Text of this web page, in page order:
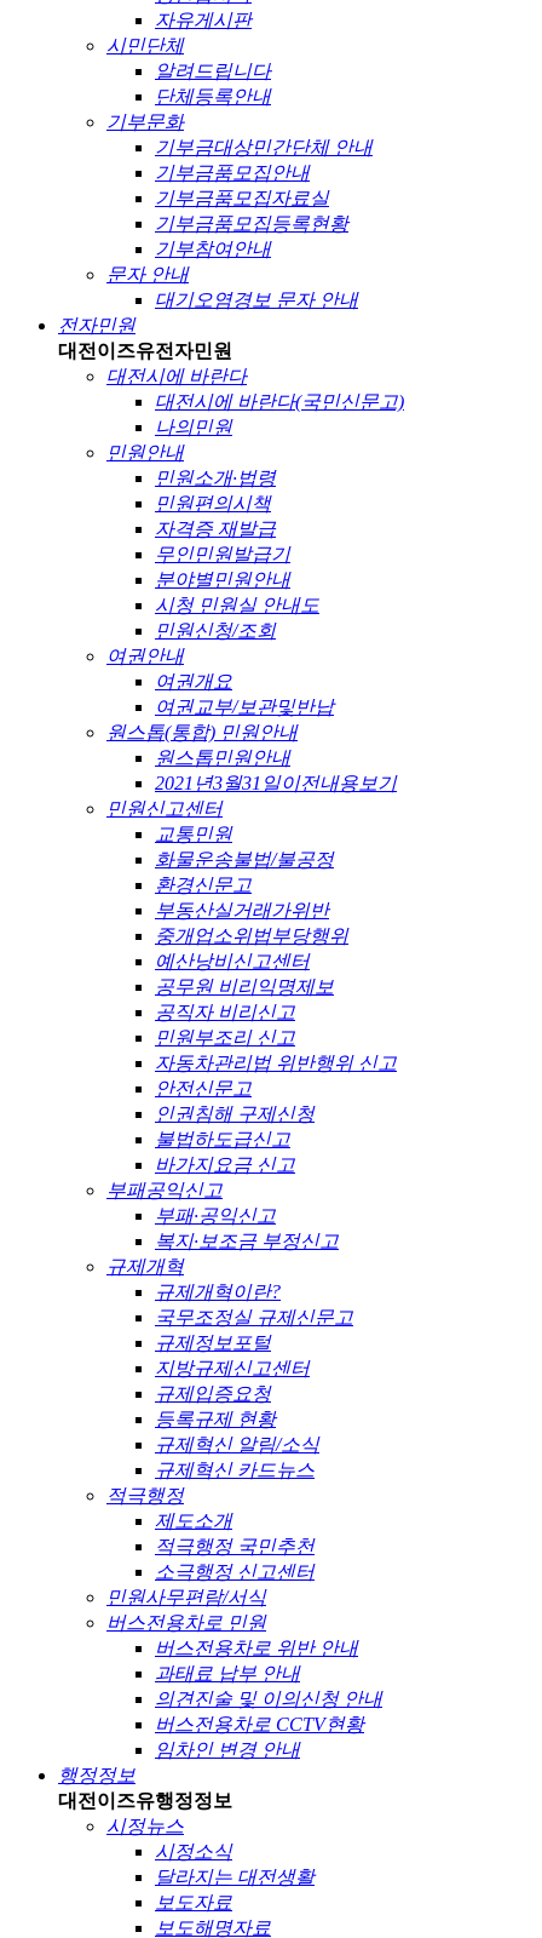
자유게시판
시민단체
알려드립니다
단체등록안내
기부문화
기부금대상민간단체 안내
기부금품모집안내
기부금품모집자료실
기부금품모집등록현황
기부참여안내
문자 안내
대기오염경보 문자 안내
전자민원
대전이즈유전자민원
대전시에 바란다
대전시에 바란다(국민신문고)
나의민원
민원안내
민원소개·법령
민원편의시책
자격증 재발급
무인민원발급기
분야별민원안내
시청 민원실 안내도
민원신청/조회
여권안내
여권개요
여권교부/보관및반납
원스톱(통합) 민원안내
원스톱민원안내
2021년3월31일이전내용보기
민원신고센터
교통민원
화물운송불법/불공정
환경신문고
부동산실거래가위반
중개업소위법부당행위
예산낭비신고센터
공무원 비리익명제보
공직자 비리신고
민원부조리 신고
자동차관리법 위반행위 신고
안전신문고
인권침해 구제신청
불법하도급신고
바가지요금 신고
부패공익신고
부패·공익신고
복지·보조금 부정신고
규제개혁
규제개혁이란?
국무조정실 규제신문고
규제정보포털
지방규제신고센터
규제입증요청
등록규제 현황
규제혁신 알림/소식
규제혁신 카드뉴스
적극행정
제도소개
적극행정 국민추천
소극행정 신고센터
민원사무편람/서식
버스전용차로 민원
버스전용차로 위반 안내
과태료 납부 안내
의견진술 및 이의신청 안내
버스전용차로 CCTV현황
임차인 변경 안내
행정정보
대전이즈유행정정보
시정뉴스
시정소식
달라지는 대전생활
보도자료
보도해명자료